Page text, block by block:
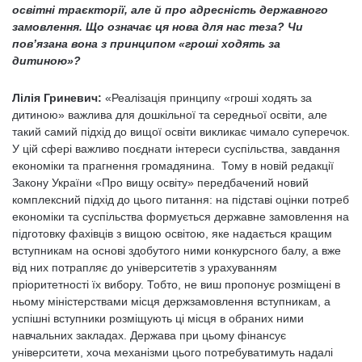
освітні траєкторії, але й про адресність державного
замовлення. Що означає ця нова для нас теза? Чи
пов’язана вона з принципом «гроші ходять за
дитиною»?
Лілія Гриневич: «Реалізація принципу «гроші ходять за
дитиною» важлива для дошкільної та середньої освіти, але
такий самий підхід до вищої освіти викликає чимало суперечок.
У цій сфері важливо поєднати інтереси суспільства, завдання
економіки та прагнення громадянина. Тому в новій редакції
Закону України «Про вищу освіту» передбачений новий
комплексний підхід до цього питання: на підставі оцінки потреб
економіки та суспільства формується державне замовлення на
підготовку фахівців з вищою освітою, яке надається кращим
вступникам на основі здобутого ними конкурсного балу, а вже
від них потрапляє до університетів з урахуванням
пріоритетності їх вибору. Тобто, не виш пропонує розміщені в
ньому міністерствами місця держзамовлення вступникам, а
успішні вступники розміщують ці місця в обраних ними
навчальних закладах. Держава при цьому фінансує
університети, хоча механізми цього потребуватимуть надалі